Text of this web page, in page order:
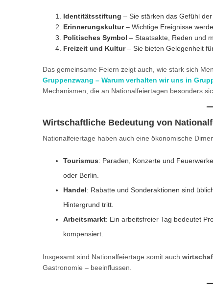
Identitätsstiftung – Sie stärken das Gefühl
Erinnerungskultur– Wichtige Ereignisse
Politisches Symbol – Staatsakte, Reden und
Freizeit und Kultur– Sie bieten Gelegenheit
Das gemeinsame Feiern zeigt auch, wie stark sich
Gruppenzwang – Warum verhalten wir uns in
Mechanismen, die an Nationalfeiertagen besonders
Wirtschaftliche Bedeutung von
Nationalfeiertage haben auch eine ökonomische
Tourismus: Paraden, Konzerte und
oder Berlin.
Handel: Rabatte und Sonderaktionen sind
Hintergrund tritt.
Arbeitsmarkt: Ein arbeitsfreier Tag bedeutet
kompensiert.
Insgesamt sind Nationalfeiertage somit auch
Gastronomie – beeinflussen.